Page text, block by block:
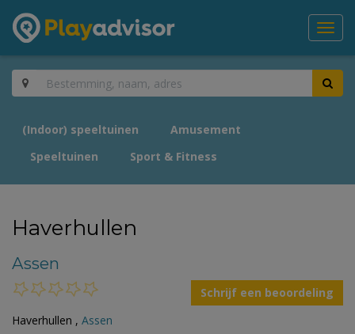
(Indoor) speeltuinen
Amusement
Speeltuinen
Sport & Fitness
Haverhullen
Assen
Schrijf een beoordeling
Haverhullen , Assen